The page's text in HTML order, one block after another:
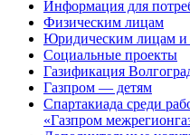
Информация для
Физическим лицам
Юридическим лицам
Социальные проекты
Газификация
Газпром — детям
Спартакиада среди
«Газпром